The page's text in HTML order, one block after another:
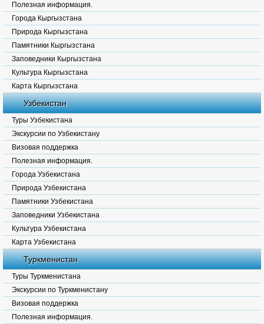
Полезная информация.
Города Кыргызстана
Природа Кыргызстана
Памятники Кыргызстана
Заповедники Кыргызстана
Культура Кыргызстана
Карта Кыргызстана
Узбекистан
Туры Узбекистана
Экскурсии по Узбекистану
Визовая поддержка
Полезная информация.
Города Узбекистана
Природа Узбекистана
Памятники Узбекистана
Заповедники Узбекистана
Культура Узбекистана
Карта Узбекистана
Туркменистан
Туры Туркменистана
Экскурсии по Туркменистану
Визовая поддержка
Полезная информация.